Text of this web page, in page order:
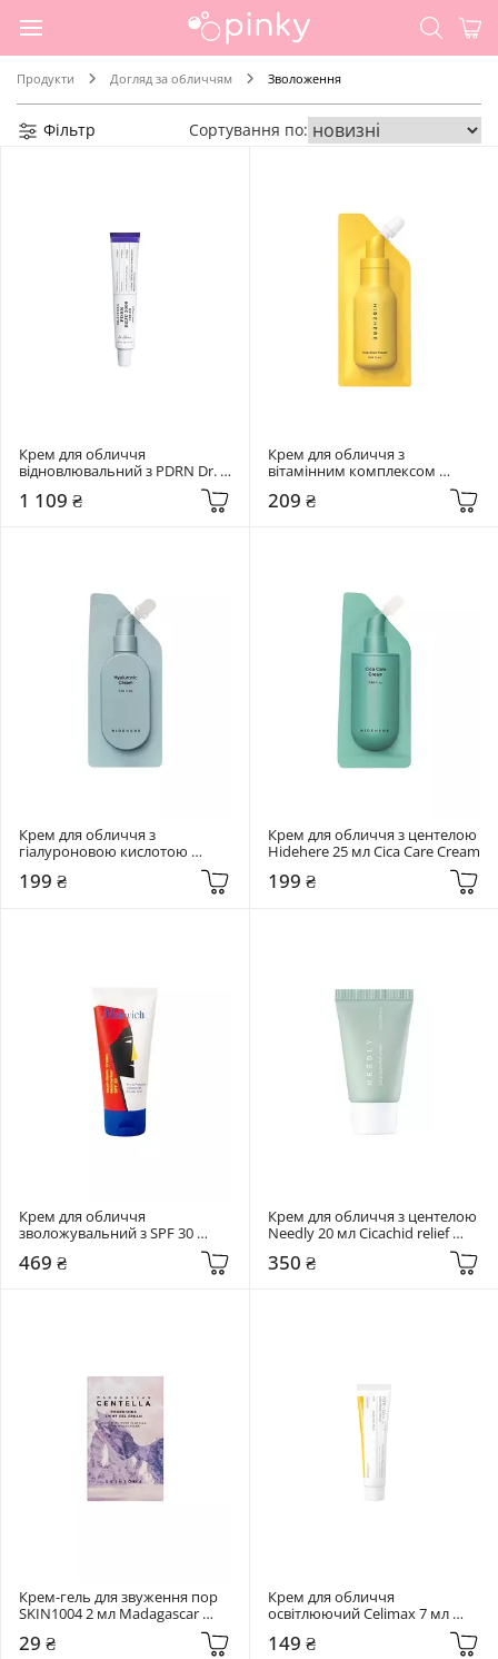
Продукти Догляд за обличчям Зволоження
Фільтр Сортування по:
Крем для обличчя
відновлювальний з PDRN Dr.
Althea 20 мл Reju 5000 Cream
1 109 ₴
Крем для обличчя з
вітамінним комплексом
Hidehere 25 мл Vita Elixir Cream
209 ₴
Крем для обличчя з
гіалуроновою кислотою
Cream
199 ₴
Крем для обличчя з центелою
Hidehere 25 мл Cica Care Cream
199 ₴
Крем для обличчя
зволожувальний з SPF 30
Cream Moisturizer SPF 30
469 ₴
Крем для обличчя з центелою
Needly 20 мл Cicachid relief
350 ₴
Крем-гель для звуження пор
SKIN1004 2 мл Madagascar
Centella Poremizing Light Gel
Cream
29 ₴
Крем для обличчя
освітлюючий Celimax 7 мл
Pore + Dark Spot Brightening
Cream
149 ₴